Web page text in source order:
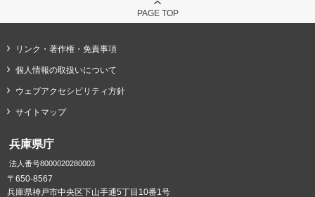
PAGE TOP
リンク・著作権・免責事項
個人情報の取扱いについて
ウェブアクセシビリティ方針
サイトマップ
兵庫県庁
法人番号8000020280003
〒650-8567
兵庫県神戸市中央区下山手通5丁目10番1号